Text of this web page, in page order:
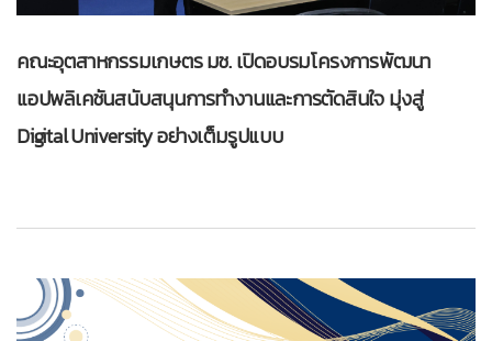
คณะอุตสาหกรรมเกษตร มช. เปิดอบรมโครงการพัฒนา
แอปพลิเคชันสนับสนุนการทำงานและการตัดสินใจ มุ่งสู่
Digital University อย่างเต็มรูปแบบ